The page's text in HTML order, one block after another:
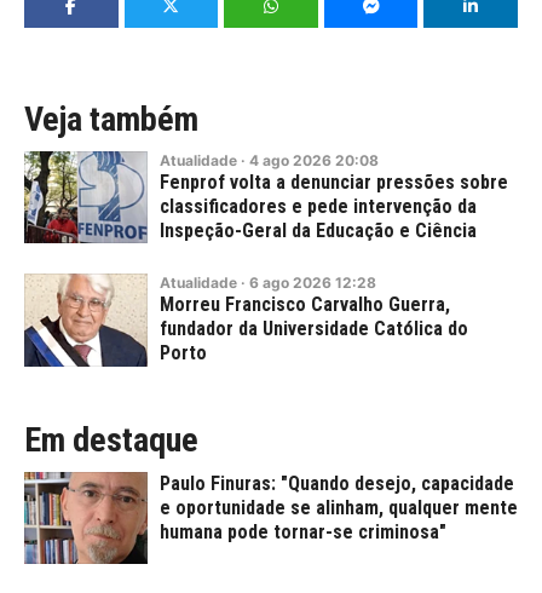
Veja também
Atualidade · 4 ago 2026 20:08
Fenprof volta a denunciar pressões sobre
classificadores e pede intervenção da
Inspeção-Geral da Educação e Ciência
Atualidade · 6 ago 2026 12:28
Morreu Francisco Carvalho Guerra,
fundador da Universidade Católica do
Porto
Em destaque
Paulo Finuras: "Quando desejo, capacidade
e oportunidade se alinham, qualquer mente
humana pode tornar-se criminosa"